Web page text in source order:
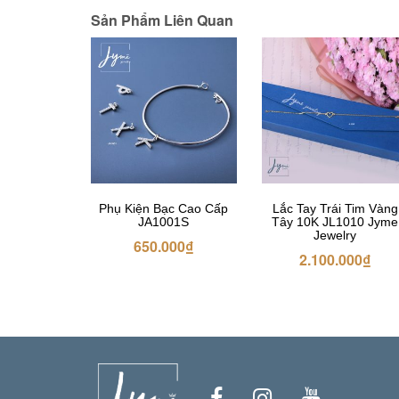
Sản Phẩm Liên Quan
Phụ Kiện Bạc Cao Cấp
JA1001S
650.000₫
Lắc Tay Trái Tim Vàng
Tây 10K JL1010 Jyme
Jewelry
2.100.000₫